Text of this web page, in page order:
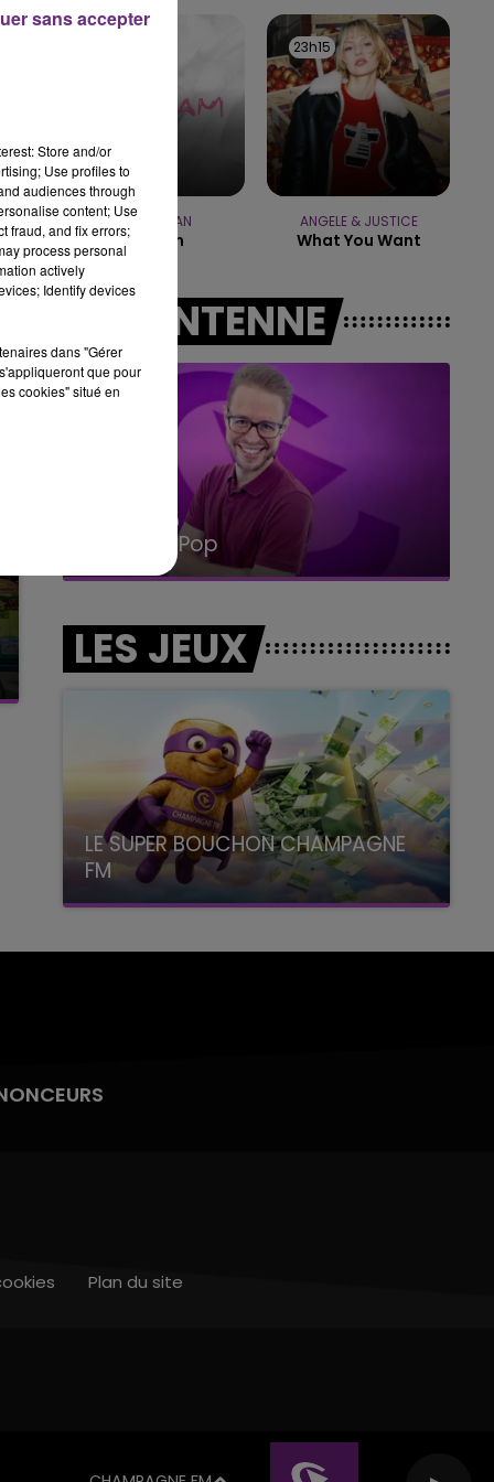
10h00 - 14h00
LE TICKET DE CAISSE
ED SHEERAN
Azizam
23h15
23h15
ANGELE & JUSTICE
What You Want
A L'ANTENNE
14h00 - 15h00
La Radio Pop
LES JEUX
LE SUPER BOUCHON CHAMPAGNE
FM
avec La Famille Champagne FM, à 8H10
Plan du site
Store and/or
Use profiles to
audiences through
content; Use
fraud, and fix errors;
process personal
actively
Identify devices
dans "Gérer
que pour
cookies" situé en
sans accepter